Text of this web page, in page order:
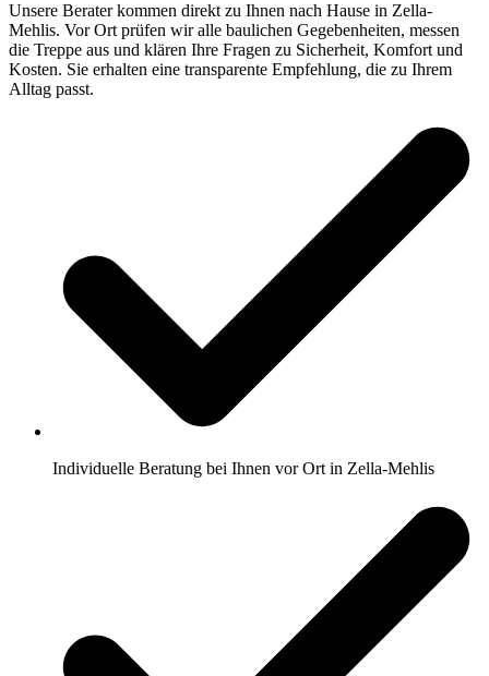
Unsere Berater kommen direkt zu Ihnen nach Hause in Zella-
Mehlis. Vor Ort prüfen wir alle baulichen Gegebenheiten, messen
die Treppe aus und klären Ihre Fragen zu Sicherheit, Komfort und
Kosten. Sie erhalten eine transparente Empfehlung, die zu Ihrem
Alltag passt.
Individuelle Beratung bei Ihnen vor Ort in Zella-Mehlis